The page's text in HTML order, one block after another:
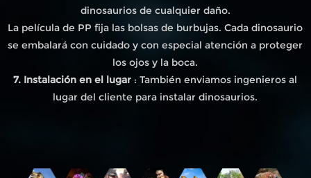
dinosaurios de cualquier daño.
La película de PP fija las bolsas de burbujas. Cada dinosaurio
se embalará con cuidado y con especial atención a proteger
los ojos y la boca.
7. Instalación en el lugar : También enviamos ingenieros al
lugar del cliente para instalar dinosaurios.